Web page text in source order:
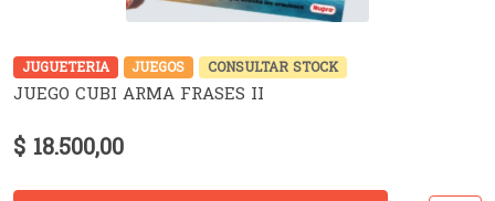
JUGUETERIA JUEGOS CONSULTAR STOCK
JUEGO CUBI ARMA FRASES II
$ 18.500,00